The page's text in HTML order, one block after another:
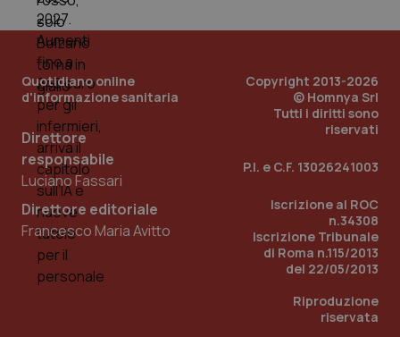
Quotidiano online
d'informazione sanitaria
Direttore
responsabile
Luciano Fassari
Direttore editoriale
Francesco Maria Avitto
Copyright 2013-2026
© Homnya Srl
Tutti i diritti sono
riservati
P.I. e C.F. 13026241003
Iscrizione al ROC
n.34308
Iscrizione Tribunale
di Roma n.115/2013
del 22/05/2013
Riproduzione
riservata